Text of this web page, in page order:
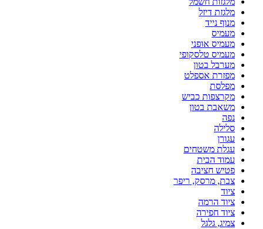
מלגזת דיזל
מנוף נייד
מעמיס
מעמיס אופני
מעמיס טלסקופי
מערבל בטון
מפזרת אספלט
מפלסת
מקרצפות כביש
משאבת בטון
נפה
סלילה
עגורן
עגלת משטחים
עמוד הבית
פטיש חציבה
צבת, מרסק, ריפר
ציוד
ציוד הרמה
ציוד חפירה
צמיג, גלגל